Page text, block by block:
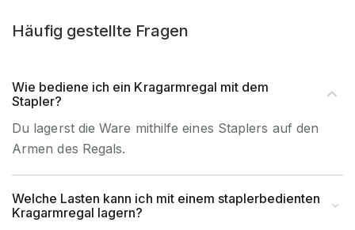
Häufig gestellte Fragen
Wie bediene ich ein Kragarmregal mit dem
Stapler?
Du lagerst die Ware mithilfe eines Staplers auf den
Armen des Regals.
Welche Lasten kann ich mit einem staplerbedienten
Kragarmregal lagern?